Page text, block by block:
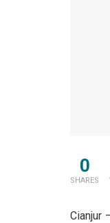
0
SHARES
Cianjur